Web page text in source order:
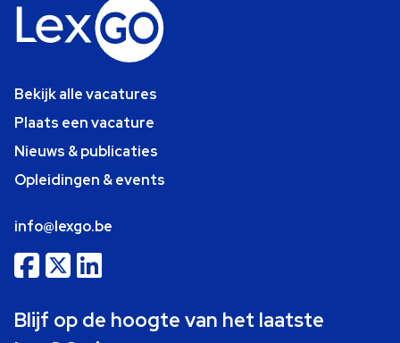
Bekijk alle vacatures
Plaats een vacature
Nieuws & publicaties
Opleidingen & events
info@lexgo.be
Blijf op de hoogte van het laatste